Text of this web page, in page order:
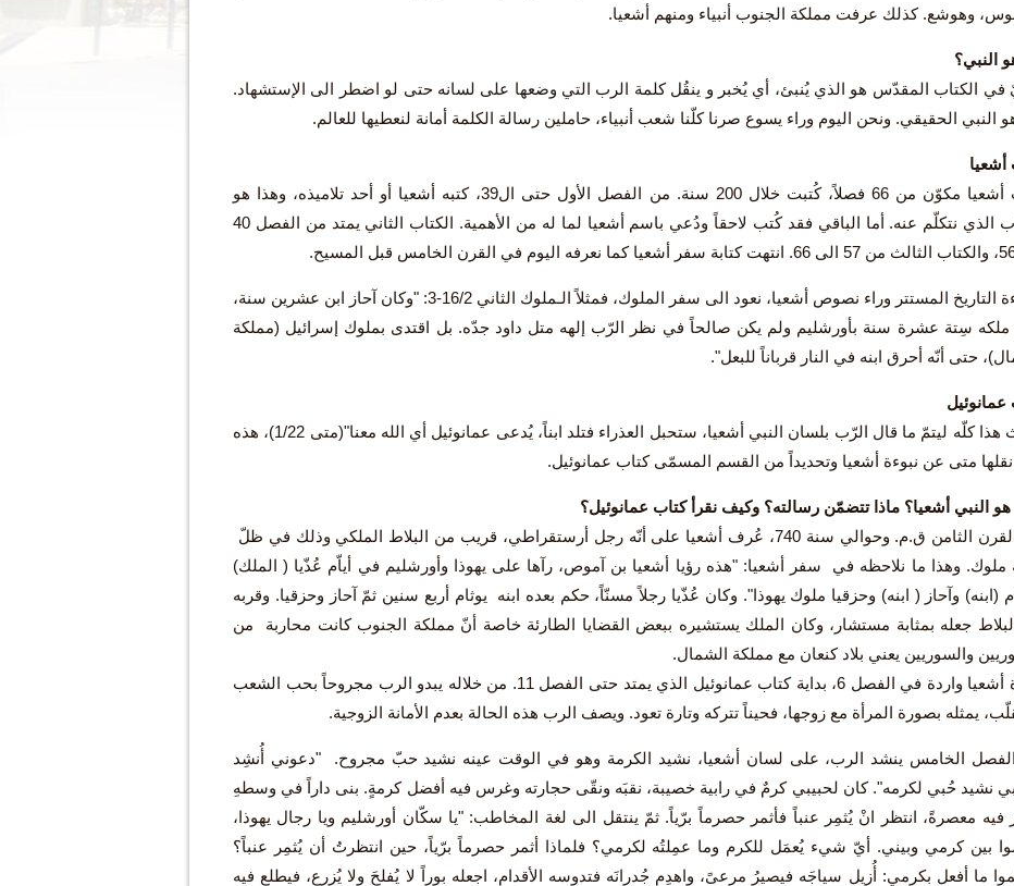
وهوشع. كذلك عرفت مملكة الجنوب أنبياء ومنهم أشعيا.
النبي؟
في الكتاب المقدّس هو الذي يُنبئ، أي يُخبر و ينقُل كلمة الرب التي وضعها على لسانه حتى لو اضطر الى الإستشهاد.
النبي الحقيقي. ونحن اليوم وراء يسوع صرنا كلّنا شعب أنبياء، حاملين رسالة الكلمة أمانة لنعطيها للعالم.
أشعيا
كتاب أشعيا مكوّن من 66 فصلاً، كُتبت خلال 200 سنة. من الفصل الأول حتى ال39، كتبه أشعيا أو أحد تلاميذه، وهذا هو
الكتاب الذي نتكلّم عنه. أما الباقي فقد كُتب لاحقاً ودُعي باسم أشعيا لما له من الأهمية. الكتاب الثاني يمتد من الفصل 40
لقراءة التاريخ المستتر وراء نصوص أشعيا، نعود الى سفر الملوك، فمثلاً الـملوك الثاني 16/2-3: "وكان آحاز ابن عشرين سنة،
ملكه سِتة عشرة سنة بأورشليم ولم يكن صالحاً في نظر الرّب إلهه متل داود جدّه. بل اقتدى بملوك إسرائيل (مملكة
حتى أنّه أحرق ابنه في النار قرباناً للبعل".
عمانوئيل
"حدث هذا كلّه ليتمّ ما قال الرّب بلسان النبي أشعيا، ستحبل العذراء فتلد ابناً، يُدعى عمانوئيل أي الله معنا"(متى 1/22)، هذه
نقلها متى عن نبوءة أشعيا وتحديداً من القسم المسمّى كتاب عمانوئيل.
النبي أشعيا؟ ماذا تتضمّن رسالته؟ وكيف نقرأ كتاب عمانوئيل؟
في القرن الثامن ق.م. وحوالي سنة 740، عُرف أشعيا على أنّه رجل أرستقراطي، قريب من البلاط الملكي وذلك في ظلّ
ملوك. وهذا ما نلاحظه في سفر أشعيا: "هذه رؤيا أشعيا بن آموص، رآها على يهوذا وأورشليم في أياّم عُذّيا ( الملك)
(ابنه) وآحاز ( ابنه) وحزقيا ملوك يهوذا". وكان عُذّيا رجلاً مسنّاً، حكم بعده ابنه يوثام أربع سنين ثمّ آحاز وحزقيا. وقربه
جعله بمثابة مستشار، وكان الملك يستشيره ببعض القضايا الطارئة خاصة أنّ مملكة الجنوب كانت محاربة من
والسوريين يعني بلاد كنعان مع مملكة الشمال.
دعوة أشعيا واردة في الفصل 6، بداية كتاب عمانوئيل الذي يمتد حتى الفصل 11. من خلاله يبدو الرب مجروحاً بحب الشعب
يمثله بصورة المرأة مع زوجها، فحيناً تتركه وتارة تعود. ويصف الرب هذه الحالة بعدم الأمانة الزوجية.
الخامس ينشد الرب، على لسان أشعيا، نشيد الكرمة وهو في الوقت عينه نشيد حبّ مجروح. "دعوني أُنشِد
نشيد حُبي لكرمه". كان لحبيبي كرمٌ في رابية خصيبة، نقبَه ونقّى حجارته وغرس فيه أفضل كرمةٍ. بنى داراً في وسطهِ
فيه معصرةً، انتظر انْ يُثمِر عنباً فأثمر حصرماً برّياً. ثمّ ينتقل الى لغة المخاطب: "يا سكّان أورشليم ويا رجال يهوذا،
بين كرمي وبيني. أيّ شيء يُعمَل للكرم وما عمِلتُه لكرمي؟ فلماذا أثمر حصرماً برّياً، حين انتظرتُ أن يُثمِر عنباً؟
ما أفعل بكرمي: أُزيل سياجَه فيصيرُ مرعىً، واهدِم جُدرانَه فتدوسه الأقدام، اجعله بوراً لا يُفلحَ ولا يُزرع، فيطلع فيه